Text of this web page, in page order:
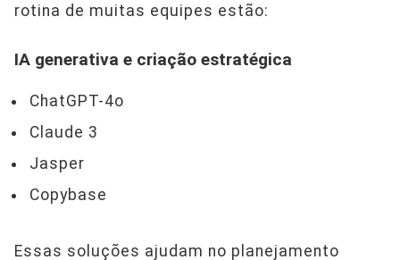
rotina de muitas equipes estão:
IA generativa e criação estratégica
ChatGPT-4o
Claude 3
Jasper
Copybase
Essas soluções ajudam no planejamento